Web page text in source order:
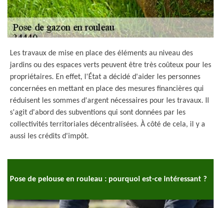
Les travaux de mise en place des éléments au niveau des
jardins ou des espaces verts peuvent être très coûteux pour les
propriétaires. En effet, l'État a décidé d'aider les personnes
concernées en mettant en place des mesures financières qui
réduisent les sommes d'argent nécessaires pour les travaux. Il
s'agit d'abord des subventions qui sont données par les
collectivités territoriales décentralisées. À côté de cela, il y a
aussi les crédits d'impôt.
Pose de pelouse en rouleau : pourquoi est-ce intéressant ?